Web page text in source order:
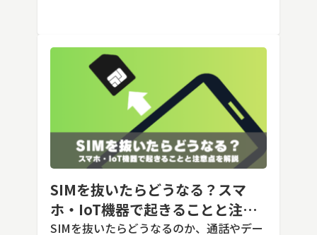
SIMを抜いたらどうなる？スマ
ホ・IoT機器で起きることと注意
点を解説
SIMを抜いたらどうなるのか、通話やデー